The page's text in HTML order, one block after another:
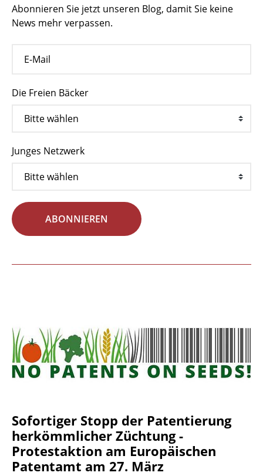
Abonnieren Sie jetzt unseren Blog, damit Sie keine
News mehr verpassen.
Die Freien Bäcker
Junges Netzwerk
ABONNIEREN
Sofortiger Stopp der Patentierung
herkömmlicher Züchtung -
Protestaktion am Europäischen
Patentamt am 27. März